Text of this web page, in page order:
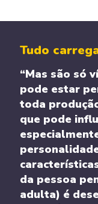
Tudo
“Mas são só
pode estar
toda
que pode
da pessoa
adulta) é